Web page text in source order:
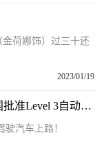
荷娜饰）过三十还
2023/01/19
即时焦点：奔驰超越特斯拉，即将在美国批准Level 3自动驾驶汽车上路！
汽车上路！